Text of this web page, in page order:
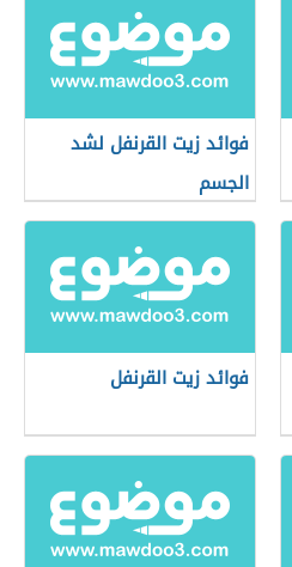
فوائد زيت القرنفل لشد
الجسم
فوائد زيت القرنفل